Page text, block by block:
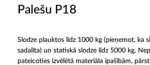
Palešu P18
Slodze plauktos līdz 1000 kg (pieņemot, ka
sadalīta) un statiskā slodze līdz 5000 kg.
pateicoties izvēlētā materiāla īpašībām,